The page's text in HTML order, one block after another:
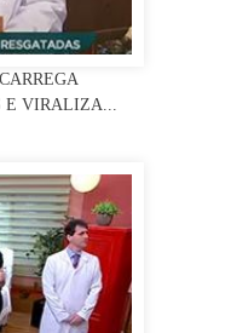
E VIRALIZA...